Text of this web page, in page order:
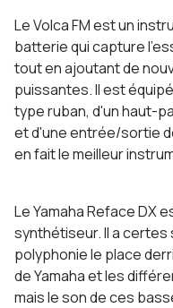
Le Volca FM est un
batterie qui capture
tout en ajoutant de
puissantes. Il est
type ruban, d'un haut-
et d'une entrée/sortie
en fait le meilleur
Le Yamaha Reface DX
synthétiseur. Il a certes
polyphonie le place
de Yamaha et les
mais le son de ces